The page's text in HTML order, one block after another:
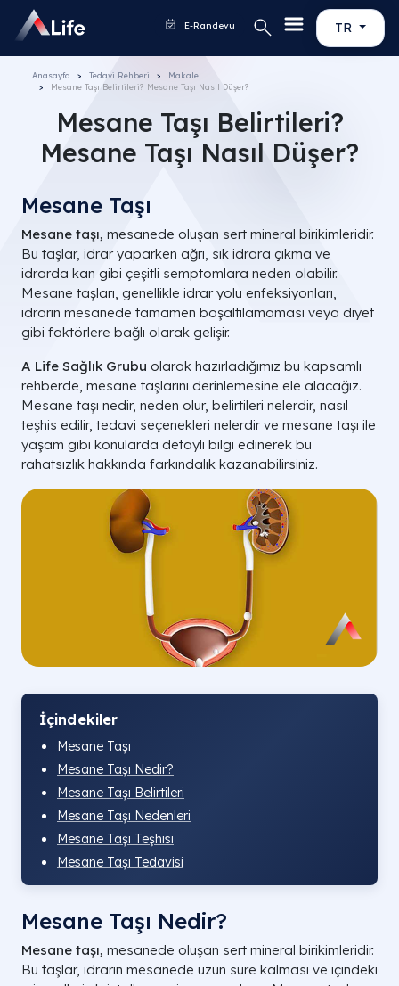
TR
E-Randevu
Anasayfa Tedavi Rehberi
Makale
Mesane Taşı Belirtileri? Mesane Taşı Nasıl Düşer?
Mesane Taşı Belirtileri?
Mesane Taşı Nasıl Düşer?
Mesane Taşı
Mesane taşı, mesanede oluşan sert mineral birikimleridir.
Bu taşlar, idrar yaparken ağrı, sık idrara çıkma ve
idrarda kan gibi çeşitli semptomlara neden olabilir.
Mesane taşları, genellikle idrar yolu enfeksiyonları,
idrarın mesanede tamamen boşaltılamaması veya diyet
gibi faktörlere bağlı olarak gelişir.
A Life Sağlık Grubu olarak hazırladığımız bu kapsamlı
rehberde, mesane taşlarını derinlemesine ele alacağız.
Mesane taşı nedir, neden olur, belirtileri nelerdir, nasıl
teşhis edilir, tedavi seçenekleri nelerdir ve mesane taşı ile
yaşam gibi konularda detaylı bilgi edinerek bu
rahatsızlık hakkında farkındalık kazanabilirsiniz.
İçindekiler
Mesane Taşı
Mesane Taşı Nedir?
Mesane Taşı Belirtileri
Mesane Taşı Nedenleri
Mesane Taşı Teşhisi
Mesane Taşı Tedavisi
Mesane Taşı Nedir?
Mesane taşı, mesanede oluşan sert mineral birikimleridir.
Bu taşlar, idrarın mesanede uzun süre kalması ve içindeki